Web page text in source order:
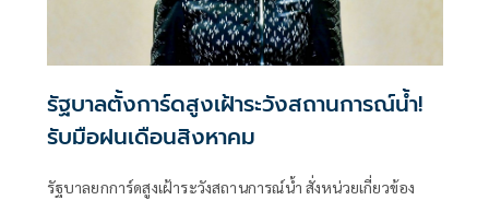
รัฐบาลตั้งการ์ดสูงเฝ้าระวังสถานการณ์น้ำ!
รับมือฝนเดือนสิงหาคม
รัฐบาลยกการ์ดสูงเฝ้าระวังสถานการณ์น้ำ สั่งหน่วยเกี่ยวข้อง